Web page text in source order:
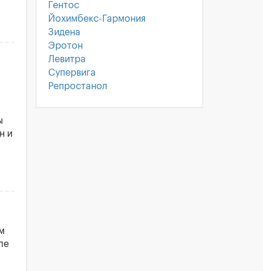
и
Гентос
Йохимбекс-Гармония
Зидена
Эротон
Левитра
Супервига
Репростанол